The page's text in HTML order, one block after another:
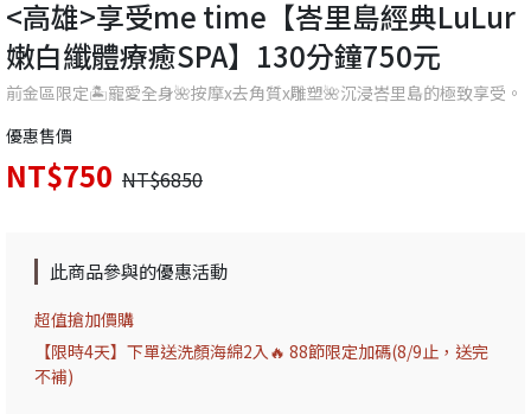
<高雄>享受me time【峇里島經典LuLur
嫩白纖體療癒SPA】130分鐘750元
前金區限定🏝️寵愛全身🌺按摩x去角質x雕塑🌺沉浸峇里島的極致享受。
優惠售價
NT$750 NT$6850
此商品參與的優惠活動
超值搶加價購
【限時4天】下單送洗顏海綿2入🔥 88節限定加碼(8/9止，送完
不補)